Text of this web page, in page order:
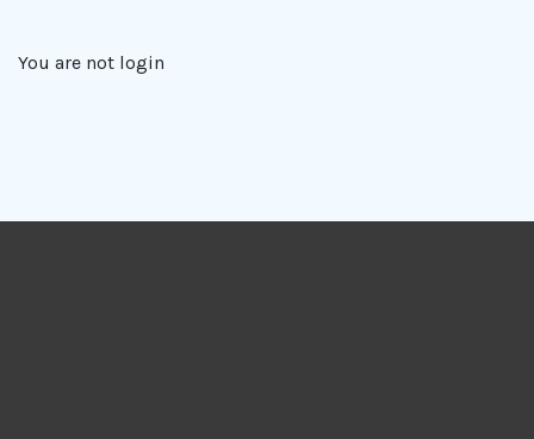
You are not login